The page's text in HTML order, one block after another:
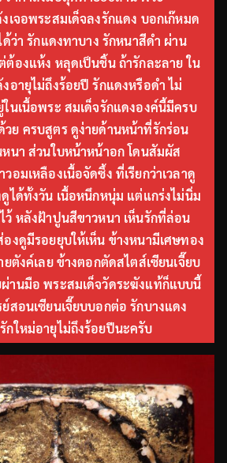
เจอพระสมเด็จลงรักแดง บอกเก๊หมด
ด้ว่า รักแดงทาบาง รักหนาสีดำ ผ่าน
ต้องแห้ง หลุดเป็นชิ้น ถ้ารักละลาย ใน
อายุไม่ถึงร้อยปี รักแดงหรือดำ ไม่
นเนื้อพระ สมเด็จรักแดงองค์นี้มีครบ
ย ครบสูตร ดูง่ายด้านหน้าที่รักร่อน
นา ส่วนใบหน้าหน้าอก โดนสัมผัส
วอมเหลืองเนื้อจัดซึ้ง ที่เรียกว่าเวลาดู
ได้ทั้งวัน เนื้อหนึกหนุ่ม แต่แกร่งไม่นิ่ม
ว้ หลังฝ้าปูนสีขาวหนา เห็นรักที่ล่อน
งดูมีรอยยุบให้เห็น ข้างหนามีเศษทอง
ยตังค์เลย ข้างตอกตัดสไตส์เซียนเจี๊ยบ
านมือ พระสมเด็จวัดระฆังแท้ก็แบบนี้
สอนเซียนเจี๊ยบบอกต่อ รักบางแดง
กใหม่อายุไม่ถึงร้อยปีนะครับ